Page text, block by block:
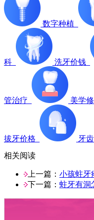
数字种植
科 洗牙价钱
管治疗 美学
拔牙价格
牙
相关阅读
上一篇： 小孩蛀牙
下一篇： 蛀牙有洞